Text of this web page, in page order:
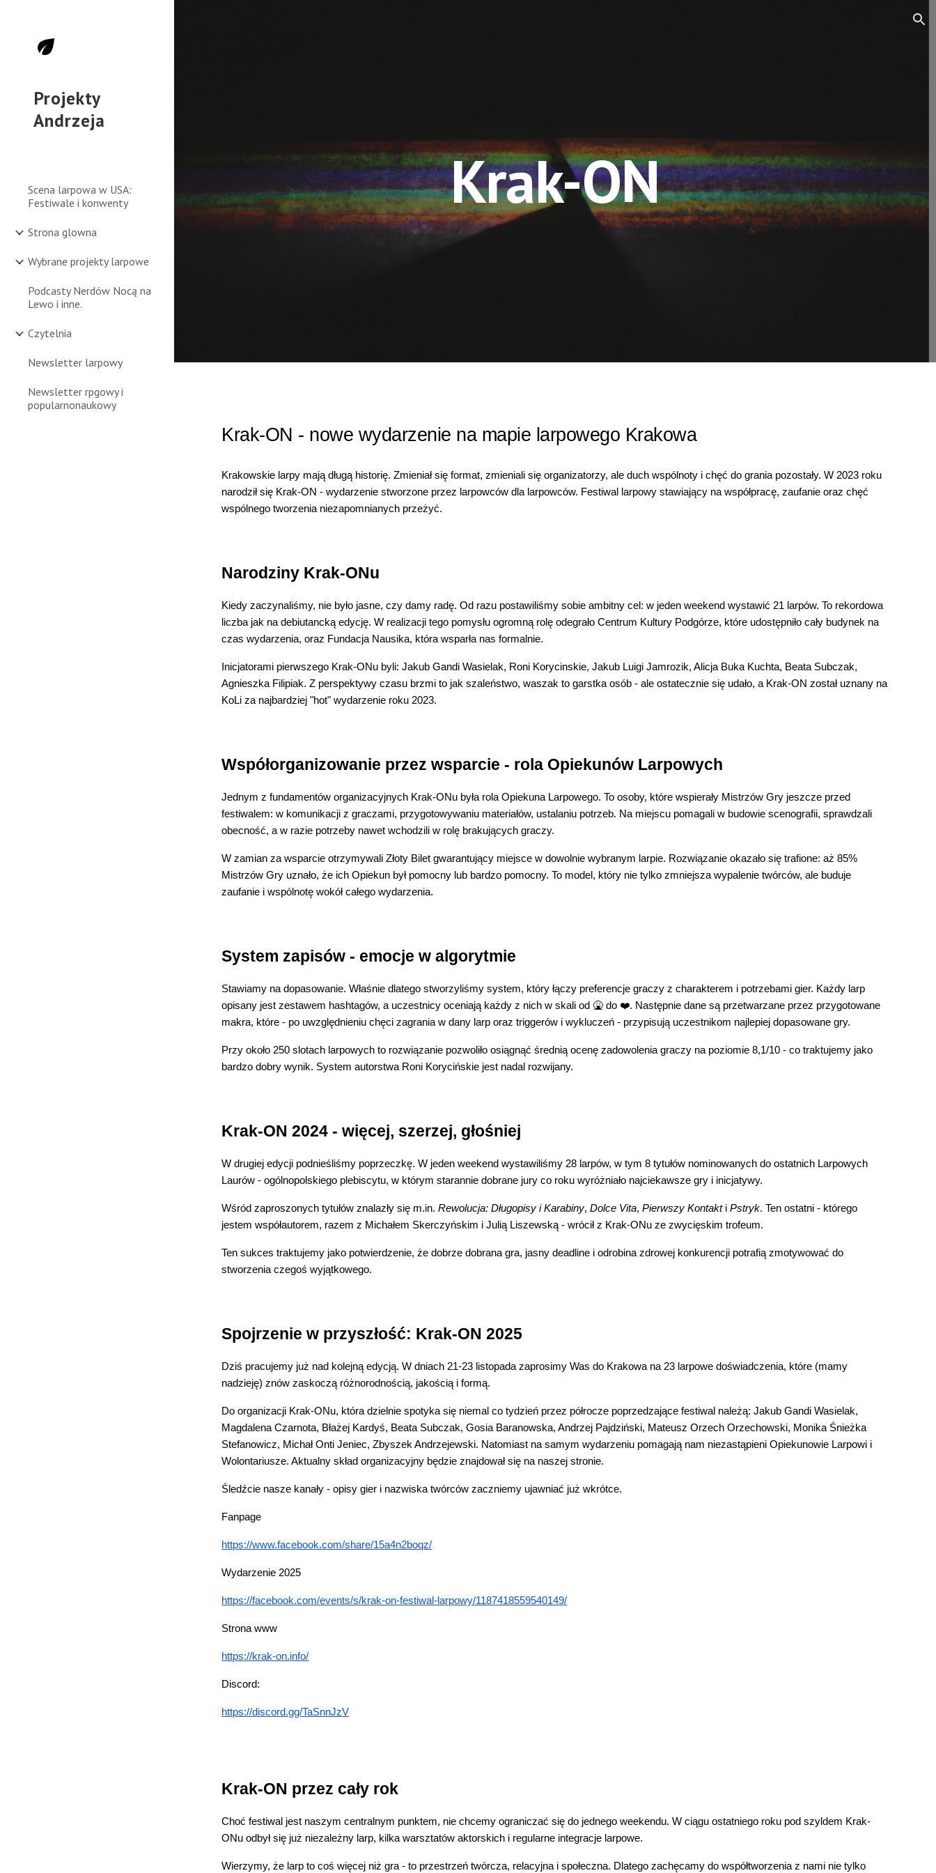
Projekty
Andrzeja
Scena larpowa w USA:
Festiwale i konwenty
Strona glowna
Wybrane projekty larpowe
Podcasty Nerdów Nocą na
Lewo i inne.
Czytelnia
Newsletter larpowy
Newsletter rpgowy i
popularnonaukowy
Krak-ON
Krak-ON - nowe wydarzenie na mapie larpowego Krakowa
Krakowskie larpy mają długą historię. Zmieniał się format, zmieniali się organizatorzy, ale duch wspólnoty i chęć do grania pozostały. W 2023 roku
narodził się Krak-ON - wydarzenie stworzone przez larpowców dla larpowców. Festiwal larpowy stawiający na współpracę, zaufanie oraz chęć
wspólnego tworzenia niezapomnianych przeżyć.
Narodziny Krak-ONu
Kiedy zaczynaliśmy, nie było jasne, czy damy radę. Od razu postawiliśmy sobie ambitny cel: w jeden weekend wystawić 21 larpów. To rekordowa
liczba jak na debiutancką edycję. W realizacji tego pomysłu ogromną rolę odegrało Centrum Kultury Podgórze, które udostępniło cały budynek na
czas wydarzenia, oraz Fundacja Nausika, która wsparła nas formalnie.
Inicjatorami pierwszego Krak-ONu byli: Jakub Gandi Wasielak, Roni Korycinskie, Jakub Luigi Jamrozik, Alicja Buka Kuchta, Beata Subczak,
Agnieszka Filipiak. Z perspektywy czasu brzmi to jak szaleństwo, waszak to garstka osób - ale ostatecznie się udało, a Krak-ON został uznany na
KoLi za najbardziej "hot" wydarzenie roku 2023.
Współorganizowanie przez wsparcie - rola Opiekunów Larpowych
Jednym z fundamentów organizacyjnych Krak-ONu była rola Opiekuna Larpowego. To osoby, które wspierały Mistrzów Gry jeszcze przed
festiwalem: w komunikacji z graczami, przygotowywaniu materiałów, ustalaniu potrzeb. Na miejscu pomagali w budowie scenografii, sprawdzali
obecność, a w razie potrzeby nawet wchodzili w rolę brakujących graczy.
W zamian za wsparcie otrzymywali Złoty Bilet gwarantujący miejsce w dowolnie wybranym larpie. Rozwiązanie okazało się trafione: aż 85%
Mistrzów Gry uznało, że ich Opiekun był pomocny lub bardzo pomocny. To model, który nie tylko zmniejsza wypalenie twórców, ale buduje
zaufanie i wspólnotę wokół całego wydarzenia.
System zapisów - emocje w algorytmie
Stawiamy na dopasowanie. Właśnie dlatego stworzyliśmy system, który łączy preferencje graczy z charakterem i potrzebami gier. Każdy larp
opisany jest zestawem hashtagów, a uczestnicy oceniają każdy z nich w skali od 🤮 do ❤️. Następnie dane są przetwarzane przez przygotowane
makra, które - po uwzględnieniu chęci zagrania w dany larp oraz triggerów i wykluczeń - przypisują uczestnikom najlepiej dopasowane gry.
Przy około 250 slotach larpowych to rozwiązanie pozwoliło osiągnąć średnią ocenę zadowolenia graczy na poziomie 8,1/10 - co traktujemy jako
bardzo dobry wynik. System autorstwa Roni Korycińskie jest nadal rozwijany.
Krak-ON 2024 - więcej, szerzej, głośniej
W drugiej edycji podnieśliśmy poprzeczkę. W jeden weekend wystawiliśmy 28 larpów, w tym 8 tytułów nominowanych do ostatnich Larpowych
Laurów - ogólnopolskiego plebiscytu, w którym starannie dobrane jury co roku wyróżniało najciekawsze gry i inicjatywy.
Wśród zaproszonych tytułów znalazły się m.in.Rewolucja: Długopisy i Karabiny,Dolce Vita,Pierwszy KontaktiPstryk. Ten ostatni - którego
jestem współautorem, razem z Michałem Skerczyńskim i Julią Liszewską - wrócił z Krak-ONu ze zwycięskim trofeum.
Ten sukces traktujemy jako potwierdzenie, że dobrze dobrana gra, jasny deadline i odrobina zdrowej konkurencji potrafią zmotywować do
stworzenia czegoś wyjątkowego.
Spojrzenie w przyszłość: Krak-ON 2025
Dziś pracujemy już nad kolejną edycją. W dniach 21-23 listopada zaprosimy Was do Krakowa na 23 larpowe doświadczenia, które (mamy
nadzieję) znów zaskoczą różnorodnością, jakością i formą.
Do organizacji Krak-ONu, która dzielnie spotyka się niemal co tydzień przez półrocze poprzedzające festiwal należą: Jakub Gandi Wasielak,
Magdalena Czarnota, Błażej Kardyś, Beata Subczak, Gosia Baranowska, Andrzej Pajdziński, Mateusz Orzech Orzechowski, Monika Śnieżka
Stefanowicz, Michał Onti Jeniec, Zbyszek Andrzejewski. Natomiast na samym wydarzeniu pomagają nam niezastąpieni Opiekunowie Larpowi i
Wolontariusze. Aktualny skład organizacyjny będzie znajdował się na naszej stronie.
Śledźcie nasze kanały - opisy gier i nazwiska twórców zaczniemy ujawniać już wkrótce.
Fanpage
https://www.facebook.com/share/15a4n2boqz/
Wydarzenie 2025
https://facebook.com/events/s/krak-on-festiwal-larpowy/1187418559540149/
Strona www
https://krak-on.info/
Discord:
https://discord.gg/TaSnnJzV
Krak-ON przez cały rok
Choć festiwal jest naszym centralnym punktem, nie chcemy ograniczać się do jednego weekendu. W ciągu ostatniego roku pod szyldem Krak-
ONu odbył się już niezależny larp, kilka warsztatów aktorskich i regularne integracje larpowe.
Wierzymy, że larp to coś więcej niż gra - to przestrzeń twórcza, relacyjna i społeczna. Dlatego zachęcamy do współtworzenia z nami nie tylko